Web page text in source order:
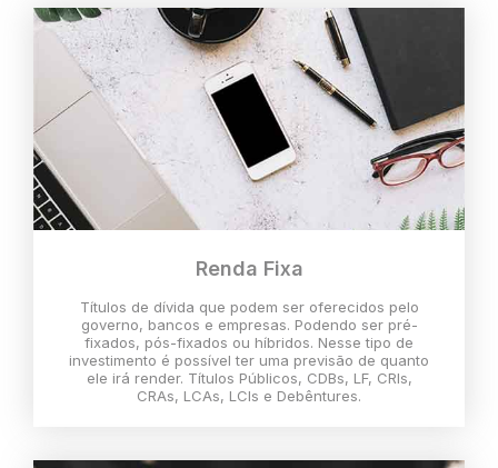
Renda Fixa
Títulos de dívida que podem ser oferecidos pelo
governo, bancos e empresas. Podendo ser pré-
fixados, pós-fixados ou híbridos. Nesse tipo de
investimento é possível ter uma previsão de quanto
ele irá render. Títulos Públicos, CDBs, LF, CRIs,
CRAs, LCAs, LCIs e Debêntures.